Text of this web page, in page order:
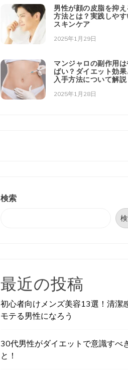
男性が顔の皮脂を抑え
方法とは？実践しやす
スキンケア
2025年1月29日
マンジャロの副作用は
ばい？ダイエット効果
入手方法について解説
2025年1月28日
検索
最近の投稿
初心者向けメンズ美容13選！清潔
モテる男性になろう
30代男性がダイエットで意識すべ
と！